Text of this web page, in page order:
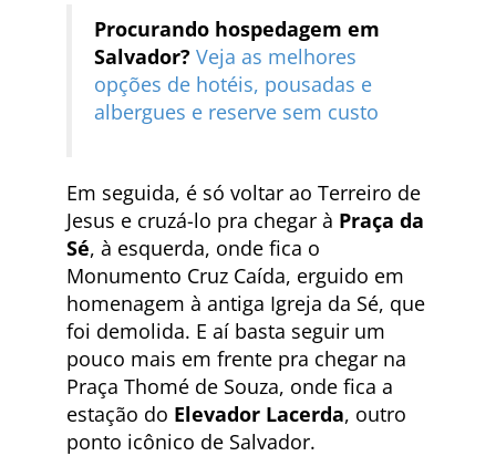
Procurando hospedagem em
Salvador? Veja as melhores
opções de hotéis, pousadas e
albergues e reserve sem custo
Em seguida, é só voltar ao Terreiro de
Jesus e cruzá-lo pra chegar à Praça da
Sé, à esquerda, onde fica o
Monumento Cruz Caída, erguido em
homenagem à antiga Igreja da Sé, que
foi demolida. E aí basta seguir um
pouco mais em frente pra chegar na
Praça Thomé de Souza, onde fica a
estação do Elevador Lacerda, outro
ponto icônico de Salvador.